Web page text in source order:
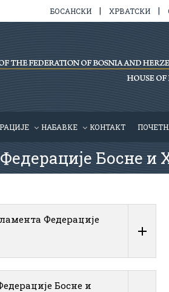
БОСАНСКИ | ХРВАТСКИ |
HАБАВКЕ КОНТАКТ
Босне и
Федерације
Босне и